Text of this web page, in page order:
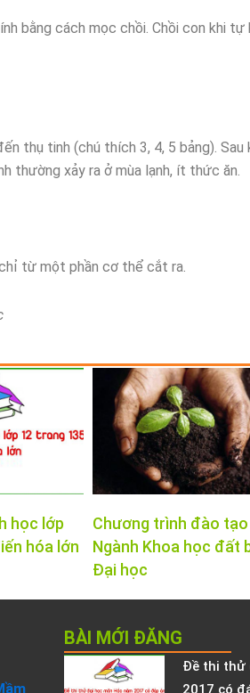
bằng cách mọc chồi. Chồi con khi
thụ tinh (chú thích 3, 4, 5 bảng). Sau
thường xảy ra ở mùa lạnh, ít thức ăn.
từ một phần cơ thể cắt ra.
học lớp
hóa lớn
Chương trình đào tạo
Ngành Khoa học đất
Đại học
BÀI MỚI ĐĂNG
Đề thi thử
2017 có